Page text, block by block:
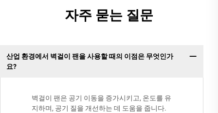
자주 묻는 질문
산업 환경에서 벽걸이 팬을 사용할 때의 이점은 무엇인가
요?
벽걸이 팬은 공기 이동을 증가시키고, 온도를 유
지하며, 공기 질을 개선하는 데 도움을 줍니다.